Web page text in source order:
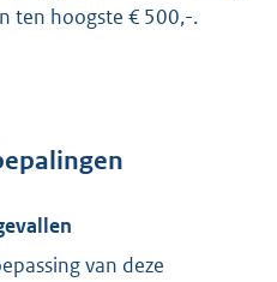
ten hoogste € 500,-.
van deze